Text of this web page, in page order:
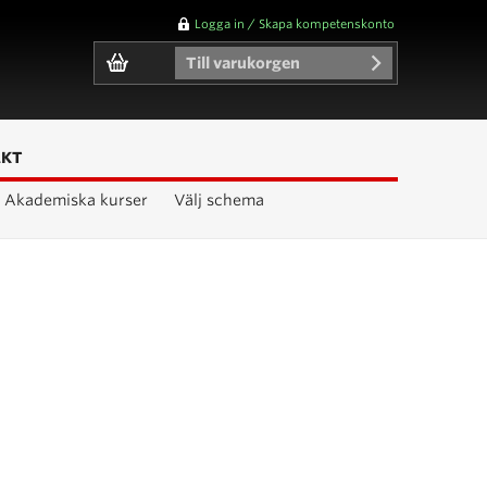
Logga in / Skapa kompetenskonto
Till varukorgen
Akademiska kurser Välj schema